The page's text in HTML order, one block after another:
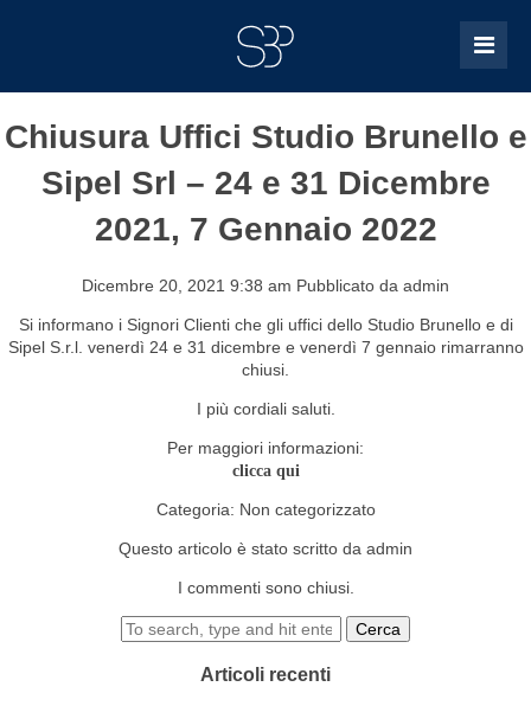
Chiusura Uffici Studio Brunello e
Sipel Srl – 24 e 31 Dicembre
2021, 7 Gennaio 2022
Dicembre 20, 2021 9:38 am Pubblicato da admin
Si informano i Signori Clienti che gli uffici dello Studio Brunello e di
Sipel S.r.l. venerdì 24 e 31 dicembre e venerdì 7 gennaio rimarranno
chiusi.
I più cordiali saluti.
Per maggiori informazioni:
clicca qui
Categoria: Non categorizzato
Questo articolo è stato scritto da admin
I commenti sono chiusi.
Cerca
Articoli recenti